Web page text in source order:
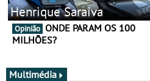
Henrique Saraiva
Opinião
MILHÕES?
Multimédia